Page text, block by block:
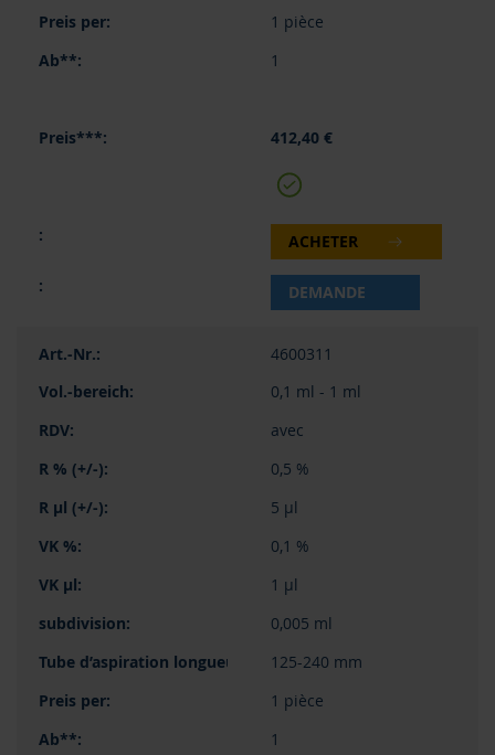
1 pièce
1
412,40 €
ACHETER
DEMANDE
4600311
0,1 ml - 1 ml
avec
0,5 %
5 µl
0,1 %
1 µl
0,005 ml
125-240 mm
1 pièce
1